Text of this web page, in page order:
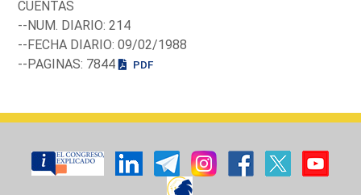
CUENTAS
--NUM. DIARIO: 214
--FECHA DIARIO: 09/02/1988
--PAGINAS: 7844
PDF